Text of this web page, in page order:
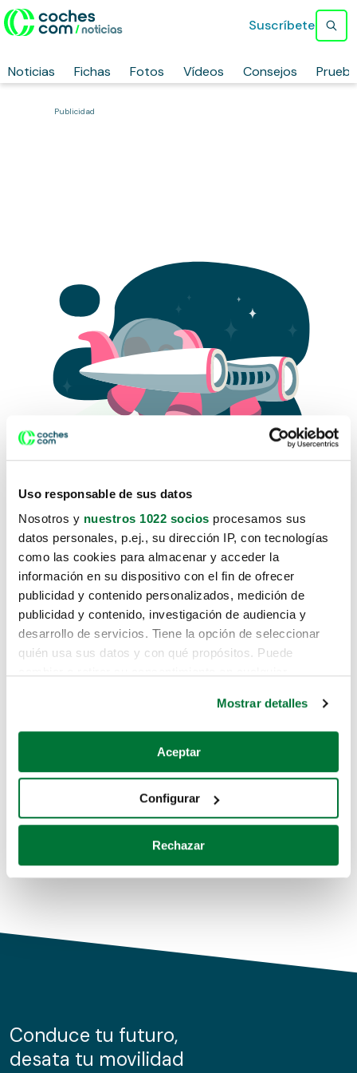
Uso responsable de sus datos
Nosotros y nuestros 1022 socios procesamos sus
datos personales, p.ej., su dirección IP, con tecnologías
como las cookies para almacenar y acceder la
información en su dispositivo con el fin de ofrecer
publicidad y contenido personalizados, medición de
publicidad y contenido, investigación de audiencia y
desarrollo de servicios. Tiene la opción de seleccionar
quién usa sus datos y con qué propósitos. Puede
Si lo permite, también quisiéramos:
Recopilar información sobre su ubicación geográfica
Identificar su dispositivo analizándolo activamente
para buscar características específicas (huellas
Obtenga más información sobre cómo se procesan sus
de cookies.
información sobre el uso que haga del sitio web con
nuestros partners de redes sociales, publicidad y análisis
Mostrar detalles
Aceptar
Configurar
Rechazar
Noticias Fichas Fotos Vídeos Consejos
Suscríbete
Publicidad
Lo sentimos, no sabemos como
te hemos traido hasta aquí.
Pero puedes encontrar el coche que estás
buscando en alguno de estos enlaces:
Coches de segunda mano
Coches de km0
Conduce tu futuro,
desata tu movilidad